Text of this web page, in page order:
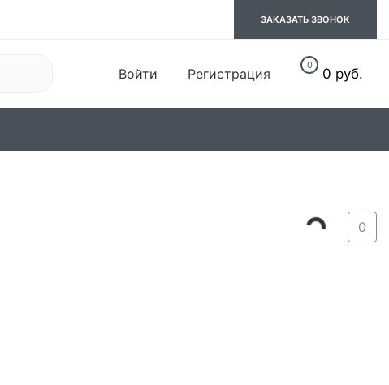
ЗАКАЗАТЬ ЗВОНОК
Войти Регистрация
0
0 руб.
0